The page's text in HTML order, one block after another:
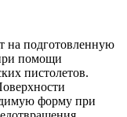
на подготовленную
помощи
пистолетов.
форму при